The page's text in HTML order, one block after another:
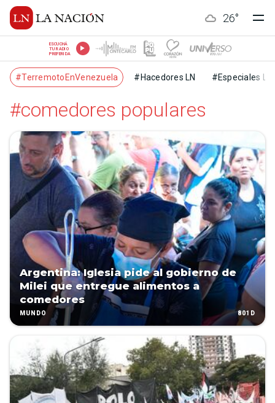
26°
ESCUCHÁ
TU RADIO
PREFERIDA
#TerremotoEnVenezuela #Hacedores LN #Especiales LN
#comedores populares
Argentina: Iglesia pide al gobierno de
Milei que entregue alimentos a
comedores
MUNDO 801D